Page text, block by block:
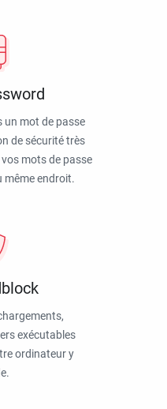
un mot de passe
de sécurité très
mots de passe
même endroit.
exécutables
ordinateur y